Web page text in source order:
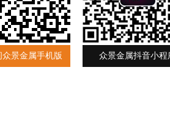
景金属手机版 众景金属抖音小程